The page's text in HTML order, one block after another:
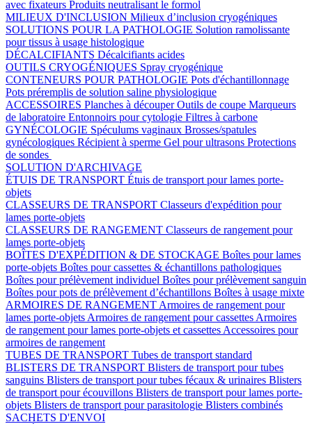
avec fixateurs Produits neutralisant le formol
MILIEUX D'INCLUSION Milieux d’inclusion cryogéniques
SOLUTIONS POUR LA PATHOLOGIE Solution ramolissante
pour tissus à usage histologique
DÉCALCIFIANTS Décalcifiants acides
OUTILS CRYOGÉNIQUES Spray cryogénique
CONTENEURS POUR PATHOLOGIE Pots d'échantillonnage
Pots préremplis de solution saline physiologique
ACCESSOIRES Planches à découperOutils de coupe Marqueurs
de laboratoire Entonnoirs pour cytologie Filtres à carbone
GYNÉCOLOGIE Spéculums vaginaux Brosses/spatules
gynécologiques Récipient à sperme Gel pour ultrasons Protections
de sondes
SOLUTION D'ARCHIVAGE
ÉTUIS DE TRANSPORT Étuis de transport pour lames porte-
objets
CLASSEURS DE TRANSPORT Classeurs d'expédition pour
lames porte-objets
CLASSEURS DE RANGEMENT Classeurs de rangement pour
lames porte-objets
BOÎTES D'EXPÉDITION & DE STOCKAGE Boîtes pour lames
porte-objets Boîtes pour cassettes & échantillons pathologiques
Boîtes pour prélèvement individuel Boîtes pour prélèvement sanguin
Boîtes pour pots de prélèvement d’échantillons Boîtes à usage mixte
ARMOIRES DE RANGEMENT Armoires de rangement pour
lames porte-objets Armoires de rangement pour cassettes Armoires
de rangement pour lames porte-objets et cassettes Accessoires pour
armoires de rangement
TUBES DE TRANSPORT Tubes de transport standard
BLISTERS DE TRANSPORT Blisters de transport pour tubes
sanguins Blisters de transport pour tubes fécaux & urinaires Blisters
de transport pour écouvillons Blisters de transport pour lames porte-
objets Blisters de transport pour parasitologie Blisters combinés
SACHETS D'ENVOI